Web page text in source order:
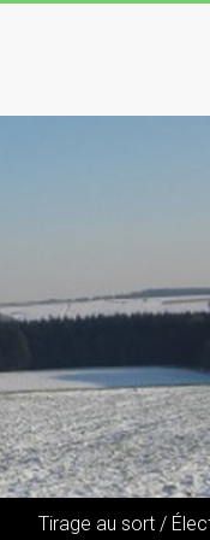
Tirage au sort /